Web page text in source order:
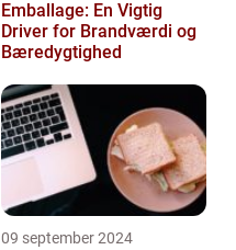
Emballage: En Vigtig
Driver for Brandværdi og
Bæredygtighed
09 september 2024